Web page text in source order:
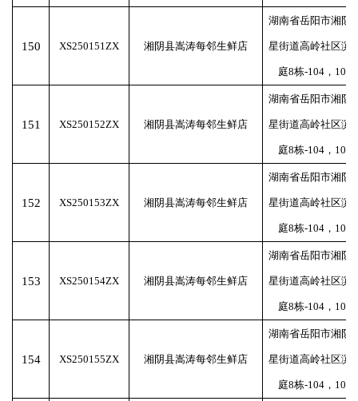
150 XS250151ZX 湘阴县嵩涛每邻生鲜店
湖南省岳阳市湘阴
星街道高岭社区滨
庭8栋-104，105
151 XS250152ZX 湘阴县嵩涛每邻生鲜店
湖南省岳阳市湘阴
星街道高岭社区滨
庭8栋-104，105
152 XS250153ZX 湘阴县嵩涛每邻生鲜店
湖南省岳阳市湘阴
星街道高岭社区滨
庭8栋-104，105
153 XS250154ZX 湘阴县嵩涛每邻生鲜店
湖南省岳阳市湘阴
星街道高岭社区滨
庭8栋-104，105
154 XS250155ZX 湘阴县嵩涛每邻生鲜店
湖南省岳阳市湘阴
星街道高岭社区滨
庭8栋-104，105